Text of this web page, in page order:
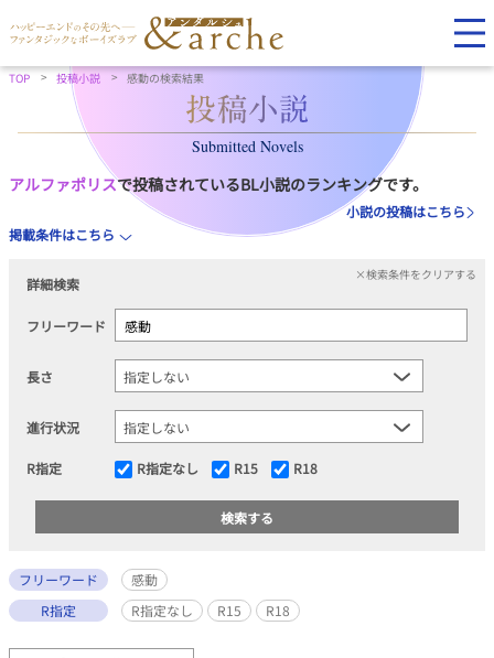
TOP 投稿小説 感動の検索結果
Submitted Novels
アルファポリスで投稿されているBL小説のランキングです。
小説の投稿はこちら
掲載条件はこちら
詳細検索
×検索条件をクリアする
フリーワード
長さ
進行状況
R指定 R指定なし R15 R18
フリーワード
感動
R指定
R指定なし R15 R18